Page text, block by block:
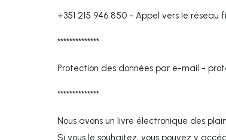
+351 215 946 850 - Appel vers le réseau
**************
Protection des données par e-mail -
**************
Nous avons un livre électronique des
Si vous le souhaitez, vous pouvez y